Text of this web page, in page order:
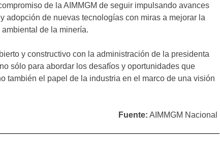
de la AIMMGM de seguir impulsando avances
adopción de nuevas tecnologías con miras a mejorar la
de la minería.
y constructivo con la administración de la presidenta
sólo para abordar los desafíos y oportunidades que
también el papel de la industria en el marco de una visión
Fuente: AIMMGM Nacional